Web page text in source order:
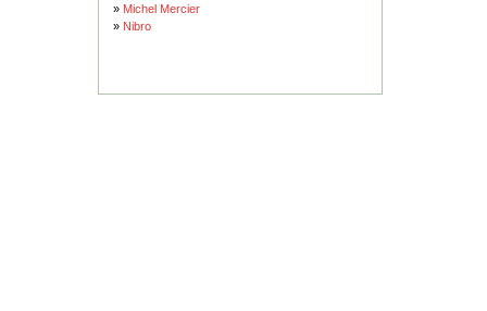
» Michel Mercier
» Nibro